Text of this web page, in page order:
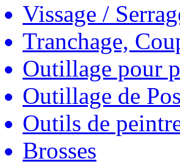
Vissage /
Tranchage,
Outillage pour
Outillage de
Outils de
Brosses